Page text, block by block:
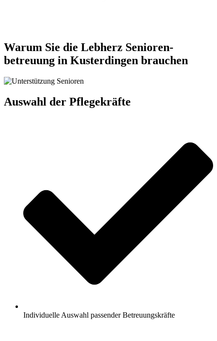
Warum Sie die Lebherz Senioren­
betreuung in Kusterdingen brauchen
Auswahl der Pflegekräfte
Individuelle Auswahl passender Betreuungskräfte